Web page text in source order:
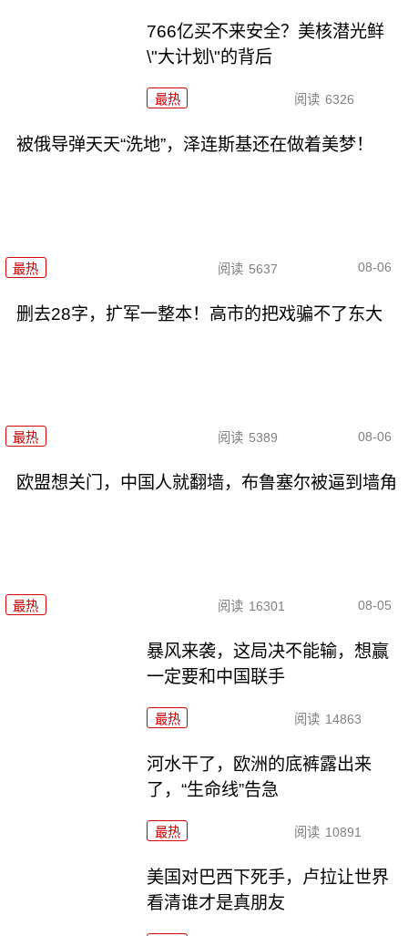
766亿买不来安全？美核潜光鲜
\"大计划\"的背后
最热 阅读 6326
被俄导弹天天“洗地”，泽连斯基还在做着美梦！
最热 阅读 5637 08-06
删去28字，扩军一整本！高市的把戏骗不了东大
最热 阅读 5389 08-06
欧盟想关门，中国人就翻墙，布鲁塞尔被逼到墙角
最热 阅读 16301 08-05
暴风来袭，这局决不能输，想赢
一定要和中国联手
最热 阅读 14863
河水干了，欧洲的底裤露出来
了，“生命线”告急
最热 阅读 10891
美国对巴西下死手，卢拉让世界
看清谁才是真朋友